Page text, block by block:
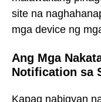
site na
mga device ng
Ang Mga
Notification sa
Kapag nabigyan